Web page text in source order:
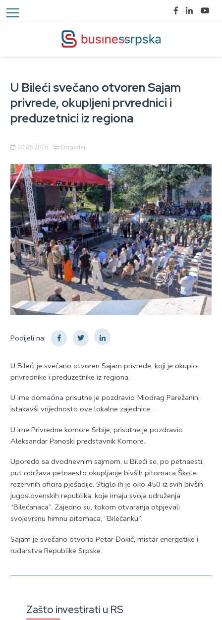
U Bileći svečano otvoren Sajam
privrede, okupljeni prvrednici i
preduzetnici iz regiona
20.06.2026 Događaji
Podijeli na:
U Bileći je svečano otvoren Sajam privrede, koji je okupio
privrednike i preduzetnike iz regiona.
U ime domaćina prisutne je pozdravio Miodrag Parežanin,
istakavši vrijednosto ove lokalne zajednice.
U ime Privredne komore Srbije, prisutne je pozdravio
Aleksandar Panoski predstavnik Komore.
Uporedo sa dvodnevnim sajmom, u Bileći se, po petnaesti,
put održava petnaesto okupljanje bivših pitomaca Škole
rezervnih oficira pješadije. Stiglo ih je oko 450 iz svih bivših
jugoslovenskih republika, koje imaju svoja udruženja
“Bilećanaca”. Zajedno su, tokom otvaranja otpjevali
svojevrsnu himnu pitomaca, “Bilećanku”.
Sajam je svečano otvorio Petar Đokić, mistar energetike i
rudarstva Republike Srpske.
Zašto investirati u RS